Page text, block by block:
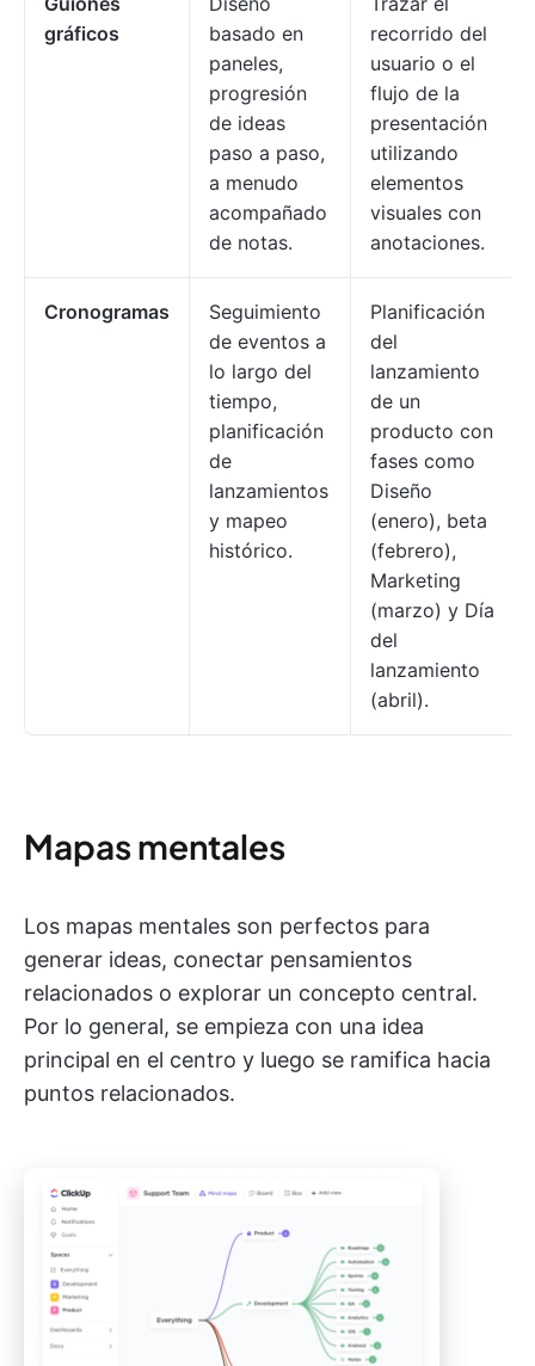
gráficos
basado en
paneles,
progresión
de ideas
paso a paso,
a menudo
acompañado
de notas.
recorrido del
usuario o el
flujo de la
presentación
utilizando
elementos
visuales con
anotaciones.
Cronogramas
Seguimiento
de eventos a
lo largo del
tiempo,
planificación
de
lanzamientos
y mapeo
histórico.
Planificación
del
lanzamiento
de un
producto con
fases como
Diseño
(enero), beta
(febrero),
Marketing
(marzo) y Día
del
lanzamiento
(abril).
Mapas mentales
Los mapas mentales son perfectos para
generar ideas, conectar pensamientos
relacionados o explorar un concepto central.
Por lo general, se empieza con una idea
principal en el centro y luego se ramifica hacia
puntos relacionados.